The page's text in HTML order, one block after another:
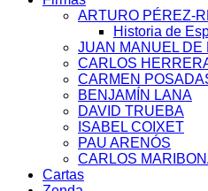
ARTURO PÉREZ-
Historia de
JUAN MANUEL DE
CARLOS
CARMEN
BENJAMÍN LANA
DAVID TRUEBA
ISABEL COIXET
PAU ARENÓS
CARLOS
Cartas